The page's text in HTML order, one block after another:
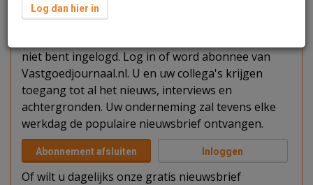
Verder lezen?
niet bent ingelogd. Log in of word abonnee van
Vastgoedjournaal.nl. U en uw collega's krijgen
toegang tot al het nieuws, interviews en
achtergronden. Uw onderneming zal tevens elke
werkdag de populaire nieuwsbrief ontvangen.
Abonnement afsluiten Inloggen
Of wilt u dagelijks onze gratis nieuwsbrief
Log dan hier in